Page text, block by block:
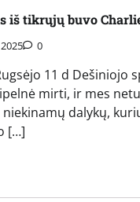
iš tikrųjų buvo
0
11 d Dešiniojo
mirti, ir mes
dalykų,
[…]